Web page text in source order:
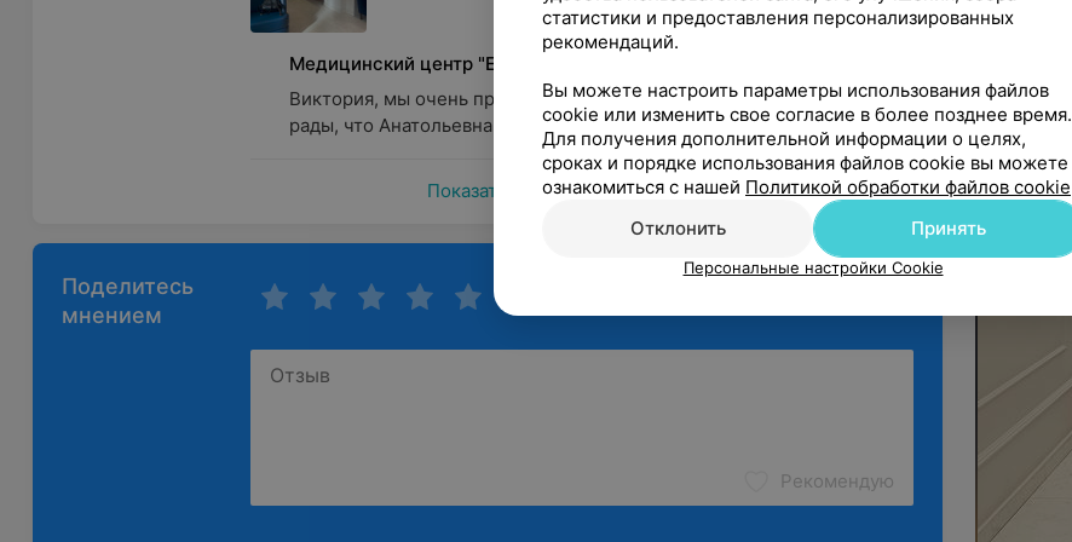
Медицинский центр "Е-клиник"
Виктория, мы очень признательны Вам за такой приятный отзыв! Мы
рады, что Анатольевна завоевала Ваше доверие и назначенн...
Показать ещё
Поделитесь
мнением
Рекомендую
статистики и предоставления персонализированных
рекомендаций.
Вы можете настроить параметры использования файлов
cookie или изменить свое согласие в более позднее время.
Для получения дополнительной информации о целях,
сроках и порядке использования файлов cookie вы можете
ознакомиться с нашей Политикой обработки файлов cookie
Отклонить
Принять
Персональные настройки Cookie